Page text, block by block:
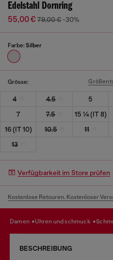
Edelstahl Dornring
55,00 € 79,00 € -30%
Farbe: Silber
Grösse:
4 4.5 5
7
7.5 15 ¼ (IT 8)
16 (IT 10)
10.5 11
13
Verfügbarkeit im Store prüfen
Kostenlose Retouren. Kostenloser
damen uhren und schmuck
BESCHREIBUNG